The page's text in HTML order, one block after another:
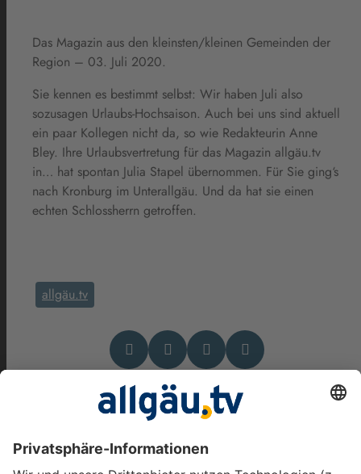
Das Magazin aus den kleinsten/kleinen Gemeinden der
Region – 03. Juli 2020.
Sie kennen es bestimmt selbst: Wir haben Juli also
sozusagen Urlaubs-Hochsaison. Auch bei uns sind aktuell
ein paar Kollegen nicht da, so wie Redakteurin Anne
Bley. Ihre Urlaubsvertretung für das Magazin allgäu.tv
in… hat spontan Julia Stapel übernommen. Für Sie ging‘s
nach Kronburg im Unterallgäu. Und da hat sie einen
echten Schlossherrn getroffen.
allgäu.tv
Das könnte Dich auch